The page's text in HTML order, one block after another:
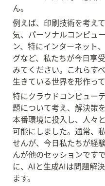
ん。
例えば、印刷技術を考え
気、パーソナルコンピュ
ン、特にインターネット
グなど、私たちが今日享
みてください。これらす
生きている世界を形作って
特にクラウドコンピュー
題について考え、解決策
本番環境に投入し、人々
可能にしました。通常、
せんが、今日私たちが経
んが他のセッションです
に、AIと生成AIは問題解
ます。